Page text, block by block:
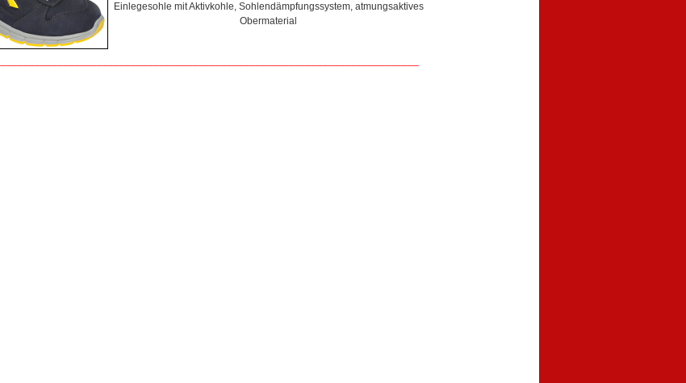
Einlegesohle mit Aktivkohle, Sohlendämpfungssystem, atmungsaktives
Obermaterial